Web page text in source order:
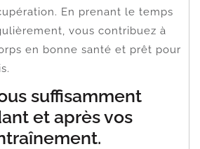
En prenant le temps
vous contribuez à
en bonne santé et prêt pour
suffisamment
et après vos